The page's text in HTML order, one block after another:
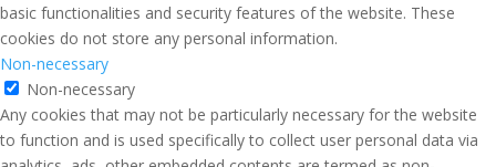
basic functionalities and security features of the website. These
cookies do not store any personal information.
Non-necessary
Non-necessary
Any cookies that may not be particularly necessary for the website
to function and is used specifically to collect user personal data via